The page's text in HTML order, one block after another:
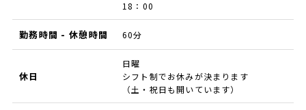
18：00
勤務時間 - 休憩時間 60分
休日
日曜
シフト制でお休みが決まります
（土・祝日も開いています）